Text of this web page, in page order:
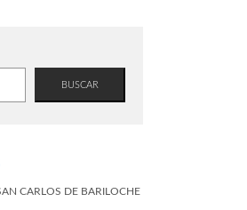
BUSCAR
CARLOS DE BARILOCHE